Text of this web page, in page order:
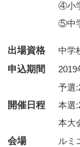
④小
出場資格
中学
申込期間
2019
開催日程
予選
本選
本大
会場
ルミ